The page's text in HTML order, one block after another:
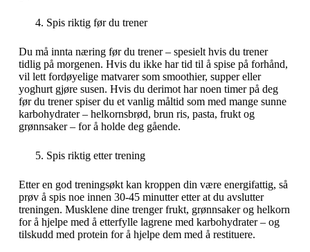
Spis riktig før du trener
Du må innta næring før du trener – spesielt hvis du trener
tidlig på morgenen. Hvis du ikke har tid til å spise på forhånd,
vil lett fordøyelige matvarer som smoothier, supper eller
yoghurt gjøre susen. Hvis du derimot har noen timer på deg
før du trener spiser du et vanlig måltid som med mange sunne
karbohydrater – helkornsbrød, brun ris, pasta, frukt og
grønnsaker – for å holde deg gående.
Spis riktig etter trening
Etter en god treningsøkt kan kroppen din være energifattig, så
prøv å spis noe innen 30-45 minutter etter at du avslutter
treningen. Musklene dine trenger frukt, grønnsaker og helkorn
for å hjelpe med å etterfylle lagrene med karbohydrater – og
tilskudd med protein for å hjelpe dem med å restituere.